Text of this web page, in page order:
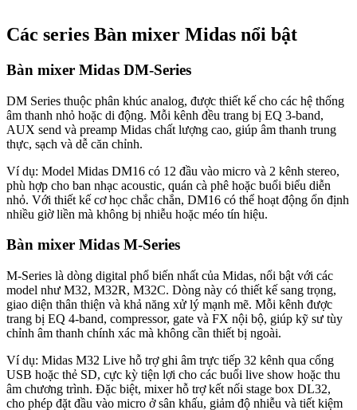
Các series Bàn mixer Midas nổi bật
Bàn mixer Midas DM-Series
DM Series thuộc phân khúc analog, được thiết kế cho các hệ thống
âm thanh nhỏ hoặc di động. Mỗi kênh đều trang bị EQ 3-band,
AUX send và preamp Midas chất lượng cao, giúp âm thanh trung
thực, sạch và dễ căn chỉnh.
Ví dụ: Model Midas DM16 có 12 đầu vào micro và 2 kênh stereo,
phù hợp cho ban nhạc acoustic, quán cà phê hoặc buổi biểu diễn
nhỏ. Với thiết kế cơ học chắc chắn, DM16 có thể hoạt động ổn định
nhiều giờ liền mà không bị nhiễu hoặc méo tín hiệu.
Bàn mixer Midas M-Series
M-Series là dòng digital phổ biến nhất của Midas, nổi bật với các
model như M32, M32R, M32C. Dòng này có thiết kế sang trọng,
giao diện thân thiện và khả năng xử lý mạnh mẽ. Mỗi kênh được
trang bị EQ 4-band, compressor, gate và FX nội bộ, giúp kỹ sư tùy
chỉnh âm thanh chính xác mà không cần thiết bị ngoài.
Ví dụ: Midas M32 Live hỗ trợ ghi âm trực tiếp 32 kênh qua cổng
USB hoặc thẻ SD, cực kỳ tiện lợi cho các buổi live show hoặc thu
âm chương trình. Đặc biệt, mixer hỗ trợ kết nối stage box DL32,
cho phép đặt đầu vào micro ở sân khấu, giảm độ nhiễu và tiết kiệm